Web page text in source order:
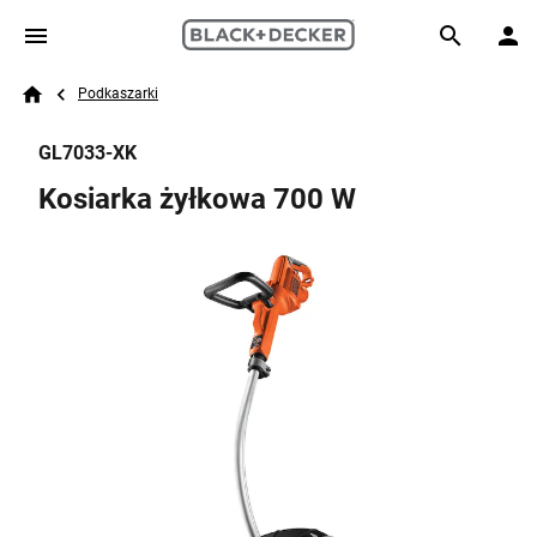
Skip to main content
Search
Breadcrumb
Podkaszarki
GL7033-XK
Kosiarka żyłkowa 700 W